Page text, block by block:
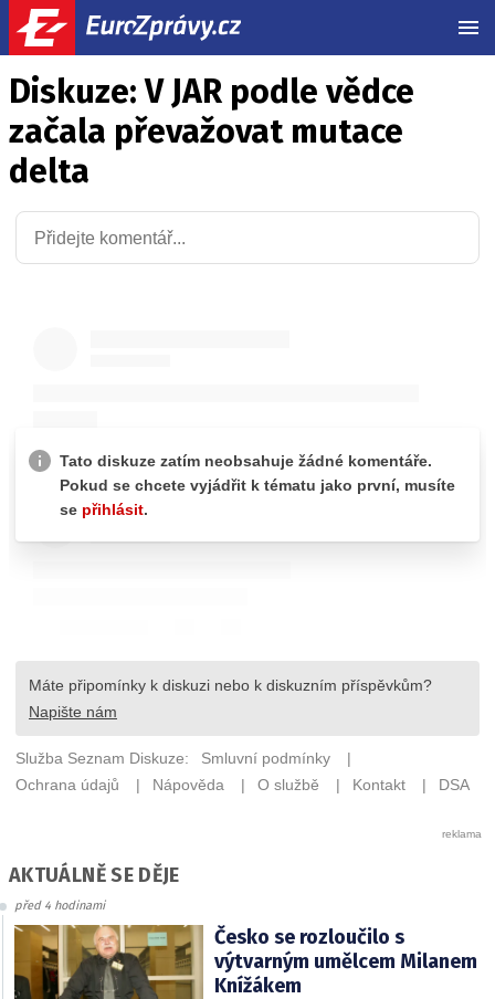
Diskuze: V JAR podle vědce
začala převažovat mutace
delta
AKTUÁLNĚ SE DĚJE
před 4 hodinami
Česko se rozloučilo s
výtvarným umělcem Milanem
Knížákem